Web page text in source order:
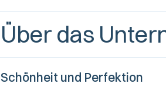
Über das
Schönheit und Perfektion